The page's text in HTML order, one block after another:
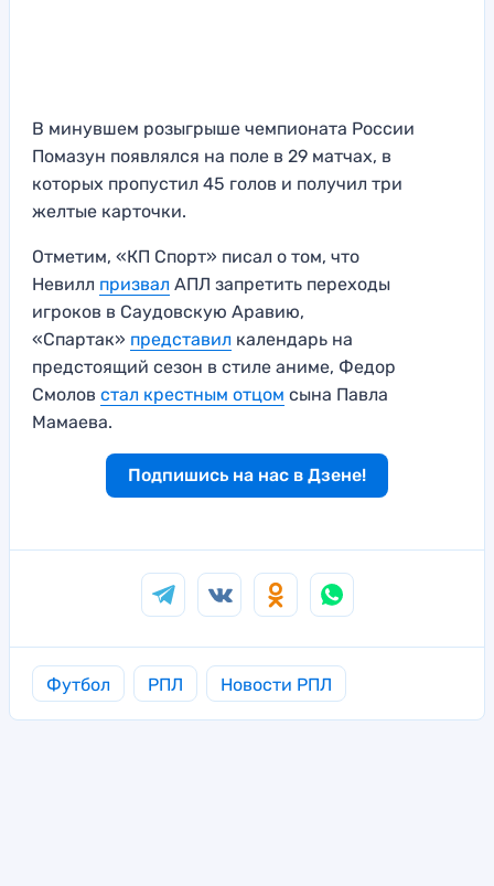
В минувшем розыгрыше чемпионата России
Помазун появлялся на поле в 29 матчах, в
которых пропустил 45 голов и получил три
желтые карточки.
Отметим, «КП Спорт» писал о том, что
Невилл призвал АПЛ запретить переходы
игроков в Саудовскую Аравию,
«Спартак» представил календарь на
предстоящий сезон в стиле аниме, Федор
Смолов стал крестным отцом сына Павла
Мамаева.
Подпишись на нас в Дзене!
Футбол РПЛ Новости РПЛ